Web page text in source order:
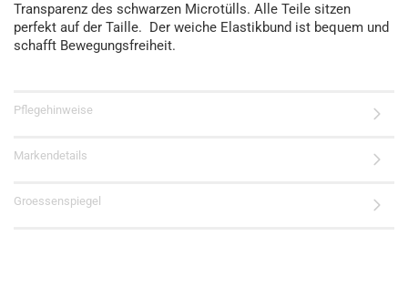
Transparenz des schwarzen Microtülls. Alle Teile sitzen
perfekt auf der Taille. Der weiche Elastikbund ist bequem und
schafft Bewegungsfreiheit.
Pflegehinweise
Markendetails
Groessenspiegel